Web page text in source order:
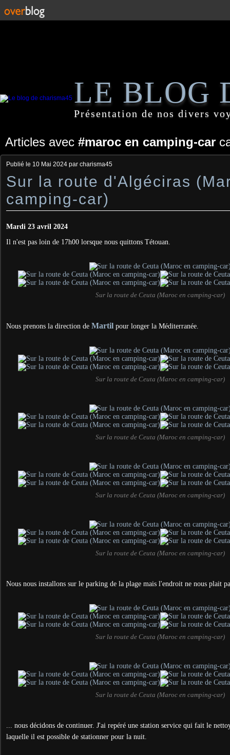
LE BLOG
Présentation de nos divers
Articles avec #maroc en camping-car
Publié le 10 Mai 2024 par charisma45
Sur la route d'Algéciras
camping-car)
Mardi 23 avril 2024
Il n'est pas loin de 17h00 lorsque nous quittons Tétouan.
Sur la route de Ceuta (Maroc en camping-car)
Nous prenons la direction de Martil pour longer la Méditerranée.
Sur la route de Ceuta (Maroc en camping-car)
Sur la route de Ceuta (Maroc en camping-car)
Sur la route de Ceuta (Maroc en camping-car)
Sur la route de Ceuta (Maroc en camping-car)
Nous nous installons sur le parking de la plage mais l'endroit ne nous plait
Sur la route de Ceuta (Maroc en camping-car)
Sur la route de Ceuta (Maroc en camping-car)
... nous décidons de continuer. J'ai repéré une station service qui fait le
laquelle il est possible de stationner pour la nuit.